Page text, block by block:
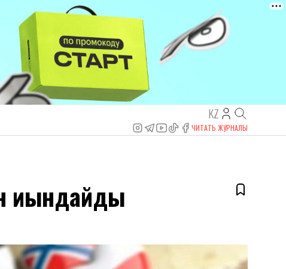
KZ
ЧИТАТЬ ЖУРНАЛЫ
қиындайды